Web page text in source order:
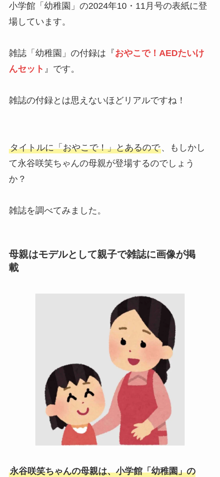
小学館「幼稚園」の2024年10・11月号の表紙に登
場しています。
雑誌「幼稚園」の付録は『おやこで！AEDたいけ
んセット 』です。
雑誌の付録とは思えないほどリアルですね！
タイトルに「おやこで！」とあるので、もしかし
て永谷咲笑ちゃんの母親が登場するのでしょう
か？
雑誌を調べてみました。
母親はモデルとして親子で雑誌に画像が掲
載
永谷咲笑ちゃんの母親は、小学館「幼稚園」の